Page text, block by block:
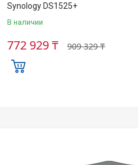
Synology DS1525+
В наличии
909 329 ₸
772 929 ₸